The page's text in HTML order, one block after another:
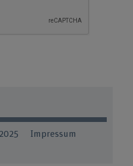
2025 Impressum